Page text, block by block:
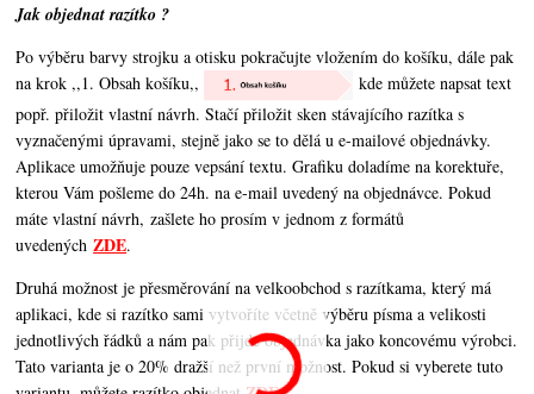
Jak objednat razítko ?
Po výběru barvy strojku a otisku pokračujte vložením do košíku, dále pak
na krok ,,1. Obsah košíku,,
kde můžete napsat text
popř. přiložit vlastní návrh. Stačí přiložit sken stávajícího razítka s
vyznačenými úpravami, stejně jako se to dělá u e-mailové objednávky.
Aplikace umožňuje pouze vepsání textu. Grafiku doladíme na korektuře,
kterou Vám pošleme do 24h. na e-mail uvedený na objednávce. Pokud
máte vlastní návrh, zašlete ho prosím v jednom z formátů
uvedenýchZDE.
Druhá možnost je přesměrování na velkoobchod s razítkama, který má
aplikaci, kde si razítko sami vytvoříte včetně výběru písma a velikosti
jednotlivých řádků a nám pak přijde objednávka jako koncovému výrobci.
Tato varianta je o 20% dražší než první možnost. Pokud si vyberete tuto